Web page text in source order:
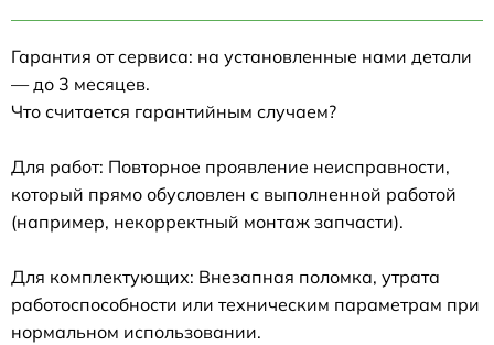
Гарантия от сервиса: на установленные нами детали
— до 3 месяцев.
Что считается гарантийным случаем?
Для работ: Повторное проявление неисправности,
который прямо обусловлен с выполненной работой
(например, некорректный монтаж запчасти).
Для комплектующих: Внезапная поломка, утрата
работоспособности или техническим параметрам при
нормальном использовании.